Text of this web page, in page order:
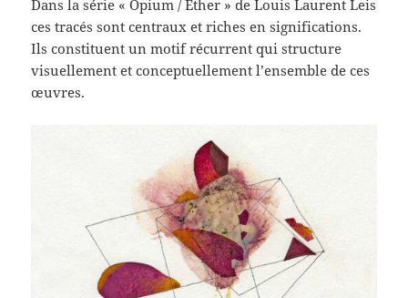
Dans la série « Opium / Éther » de Louis Laurent Leis
ces tracés sont centraux et riches en significations.
Ils constituent un motif récurrent qui structure
visuellement et conceptuellement l’ensemble de ces
œuvres.